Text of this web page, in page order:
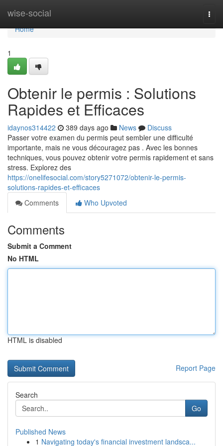
wise-social
Home
Home
1
Obtenir le permis : Solutions
Rapides et Efficaces
idaynos314422 389 days ago News
Discuss
Passer votre examen du permis peut sembler une difficulté
importante, mais ne vous découragez pas . Avec les bonnes
techniques, vous pouvez obtenir votre permis rapidement et sans
stress. Explorez des
https://onelifesocial.com/story5271072/obtenir-le-permis-
solutions-rapides-et-efficaces
Comments
Who Upvoted
Comments
Submit a Comment
No HTML
HTML is disabled
Report Page
Search
Go
Published News
1 Navigating today's financial investment landsca...